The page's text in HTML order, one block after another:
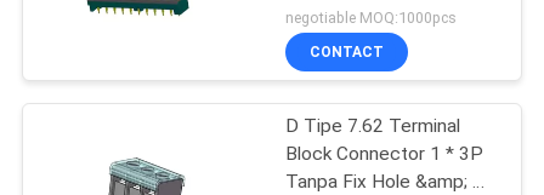
Dengan Kunci H = 32,8 W
= 19,0 PBT Gold Flash
negotiable MOQ:1000pcs
CONTACT
D Tipe 7.62 Terminal
Block Connector 1 * 3P
Tanpa Fix Hole &amp; W